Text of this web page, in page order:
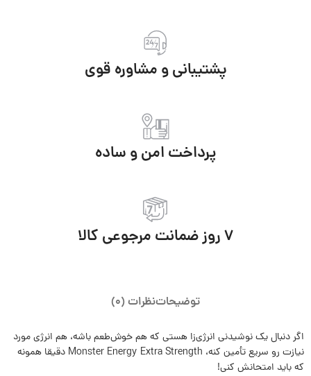
پشتیبانی و مشاوره قوی
پرداخت امن و ساده
7 روز ضمانت مرجوعی کالا
توضیحاتنظرات (0)
اگر دنبال یک نوشیدنی انرژی‌زا هستی که هم خوش‌طعم باشه، هم انرژی مورد
نیازت رو سریع تأمین کنه، Monster Energy Extra Strength دقیقا همونه
که باید امتحانش کنی!